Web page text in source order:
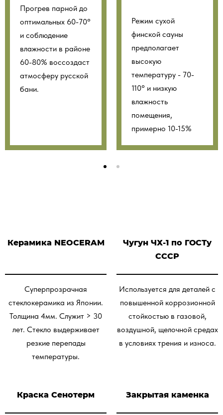
Прогрев парной до
оптимальных 60-70°
и соблюдение
влажности в районе
60-80% воссоздаст
атмосферу русской
бани.
Режим сухой
финской сауны
предполагает
высокую
температуру - 70-
110° и низкую
влажность
помещения,
примерно 10-15%
Керамика NEOCERAM
Суперпрозрачная
стеклокерамика из Японии.
Толщина 4мм. Служит > 30
лет. Стекло выдерживает
резкие перепады
температуры.
Чугун ЧХ-1 по ГОСТу
СССР
Используется для деталей с
повышенной коррозионной
стойкостью в газовой,
воздушной, щелочной средах
в условиях трения и износа.
Краска Сенотерм Закрытая каменка